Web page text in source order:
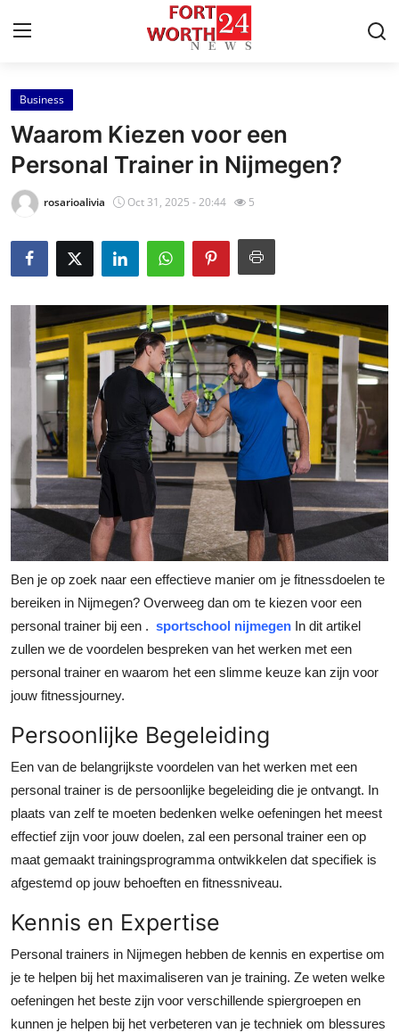
Home
Press Release
Contact
Privacy Policy
News Network
Health
Submit Press Release
Guest Posting
Crypto
Advertise with US
Business
Finance
Real Estate
General
Top 10
How To
Business
Waarom Kiezen voor een
Personal Trainer in Nijmegen?
rosarioalivia Oct 31, 2025 - 20:44 5
Ben je op zoek naar een effectieve manier om je fitnessdoelen te
bereiken in Nijmegen? Overweeg dan om te kiezen voor een
personal trainer bij een . sportschool nijmegen In dit artikel
zullen we de voordelen bespreken van het werken met een
personal trainer en waarom het een slimme keuze kan zijn voor
jouw fitnessjourney.
Persoonlijke Begeleiding
Een van de belangrijkste voordelen van het werken met een
personal trainer is de persoonlijke begeleiding die je ontvangt. In
plaats van zelf te moeten bedenken welke oefeningen het meest
effectief zijn voor jouw doelen, zal een personal trainer een op
maat gemaakt trainingsprogramma ontwikkelen dat specifiek is
afgestemd op jouw behoeften en fitnessniveau.
Kennis en Expertise
Personal trainers in Nijmegen hebben de kennis en expertise om
je te helpen bij het maximaliseren van je training. Ze weten welke
oefeningen het beste zijn voor verschillende spiergroepen en
kunnen je helpen bij het verbeteren van je techniek om blessures